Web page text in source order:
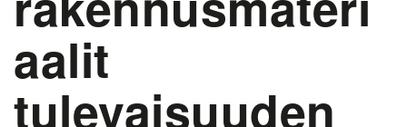
aalit
tulevaisuuden